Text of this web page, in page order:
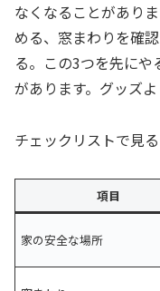
なくなることがあり
める、窓まわりを確
る。この3つを先に
があります。グッズ
チェックリストで見
項目
家の安全な場所